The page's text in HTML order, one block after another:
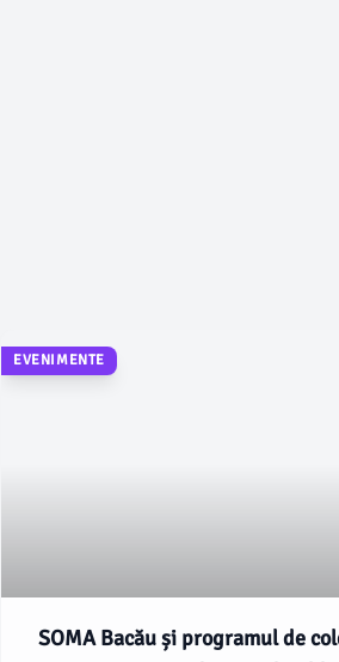
EVENIMENTE
SOMA Bacău și programul de